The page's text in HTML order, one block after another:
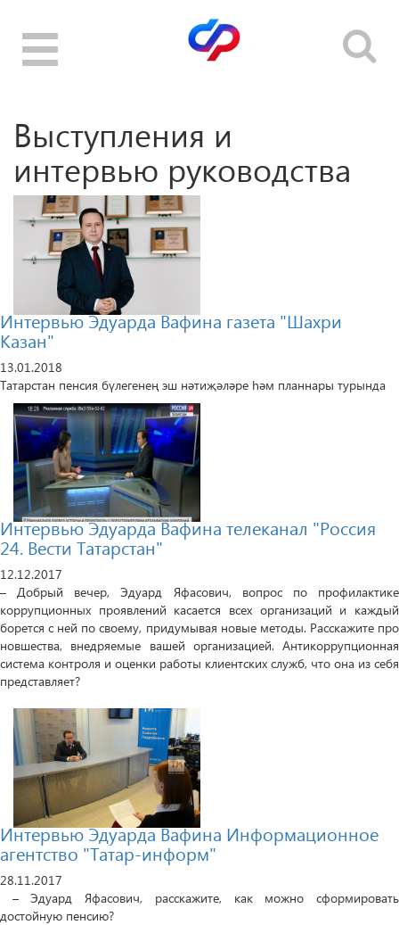
Toggle
navigation
Выступления и
интервью руководства
Интервью Эдуарда Вафина газета "Шахри
Казан"
13.01.2018
Татарстан пенсия бүлегенең эш нәтиҗәләре һәм планнары турында
Интервью Эдуарда Вафина телеканал "Россия
24. Вести Татарстан"
12.12.2017
– Добрый вечер, Эдуард Яфасович, вопрос по профилактике
коррупционных проявлений касается всех организаций и каждый
борется с ней по своему, придумывая новые методы. Расскажите про
новшества, внедряемые вашей организацией. Антикоррупционная
система контроля и оценки работы клиентских служб, что она из себя
представляет?
Интервью Эдуарда Вафина Информационное
агентство "Татар-информ"
28.11.2017
– Эдуард Яфасович, расскажите, как можно сформировать
достойную пенсию?